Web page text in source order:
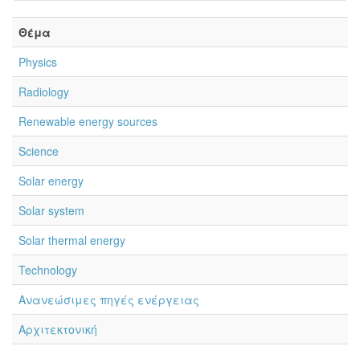
Θέμα
Physics
Radiology
Renewable energy sources
Science
Solar energy
Solar system
Solar thermal energy
Technology
Ανανεώσιμες πηγές ενέργειας
Αρχιτεκτονική